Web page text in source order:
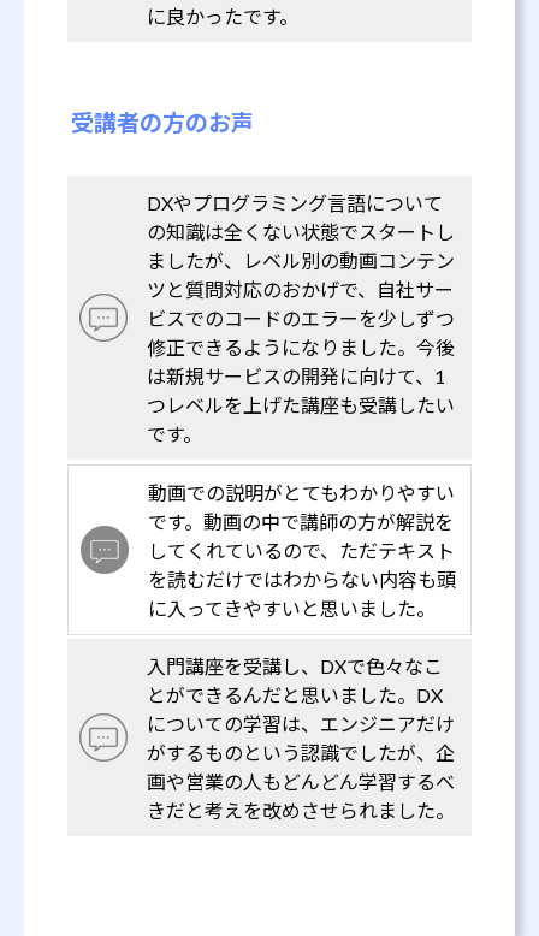
に良かったです。
受講者の方のお声
DXやプログラミング言語について
の知識は全くない状態でスタートし
ましたが、レベル別の動画コンテン
ツと質問対応のおかげで、自社サー
ビスでのコードのエラーを少しずつ
修正できるようになりました。今後
は新規サービスの開発に向けて、1
つレベルを上げた講座も受講したい
です。
動画での説明がとてもわかりやすい
です。動画の中で講師の方が解説を
してくれているので、ただテキスト
を読むだけではわからない内容も頭
に入ってきやすいと思いました。
入門講座を受講し、DXで色々なこ
とができるんだと思いました。DX
についての学習は、エンジニアだけ
がするものという認識でしたが、企
画や営業の人もどんどん学習するべ
きだと考えを改めさせられました。